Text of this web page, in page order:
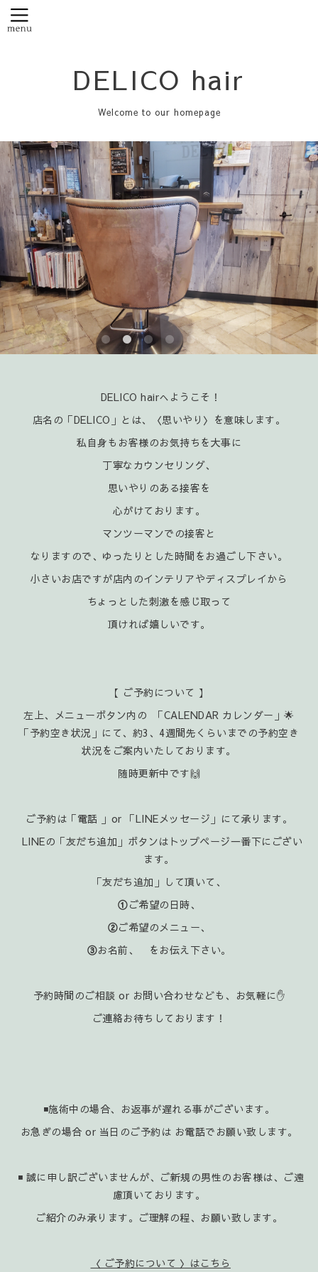
DELICO hair
Welcome to our homepage
DELICO hairへようこそ！
店名の「DELICO」とは、〈思いやり〉を意味します。
私自身もお客様のお気持ちを大事に
丁寧なカウンセリング、
思いやりのある接客を
心がけております。
マンツーマンでの接客と
なりますので、ゆったりとした時間をお過ごし下さい。
小さいお店ですが店内のインテリアやディスプレイから
ちょっとした刺激を感じ取って
頂ければ嬉 しいです。
【 ご予約について 】
左上、メニューボタン内の 「CALENDAR カレンダー」🌟
「予約空き状況」にて、約3、4週間先くらいまでの予約空き
状況をご案内いたしております。
随時更新中です🙌
ご予約は「電話 」or 「LINEメッセージ」にて承ります。
LINEの「友だち追加」ボタンはトップページ一番下にござい
ます。
「友だち追加」して頂いて、
①ご希望の日時、
②ご希望のメニュー、
③お名前、 をお伝え下さい。
予約時間のご相談 or お問い合わせなども、お気軽に✋️
ご連絡お待ちしております！
◾施術中の場合、お返事が遅れる事がございます。
お急ぎの場合 or 当日のご予約は お電話でお願い致します。
◾ 誠に申し訳ございませんが、ご新規の男性のお客様は、ご遠
慮頂いております。
ご紹介のみ承ります。ご理解の程、お願い致します。
〈 ご予約について 〉はこちら